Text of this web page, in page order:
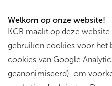
Welkom op onze website!
KCR maakt op deze
gebruiken cookies voor het
cookies van Google
geanonimiseerd), om